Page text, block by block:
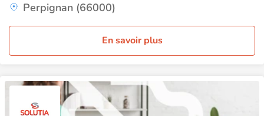
Perpignan (66000)
En savoir plus